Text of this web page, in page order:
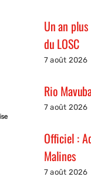
Un an
du LOSC
7 août 2026
Rio
7 août 2026
Officiel :
Malines
7 août 2026